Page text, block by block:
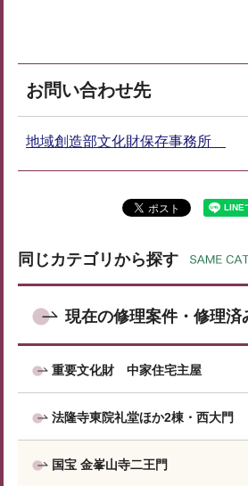
お問い合わせ先
地域創造部文化財保存事務所
同じカテゴリから探す
現在の修理案件・修理済
重要文化財 中家住宅主屋
法隆寺東院礼堂ほか2棟・西大門
国宝 金峯山寺二王門